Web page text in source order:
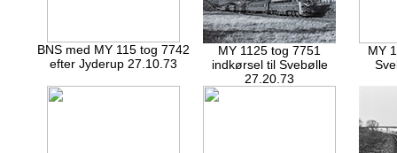
BNS med MY 115 tog 7742
efter Jyderup 27.10.73
MY 1125 tog 7751
indkørsel til Svebølle
27.20.73
MY